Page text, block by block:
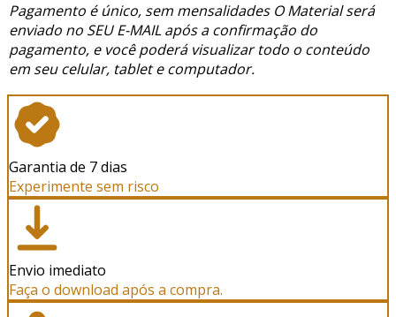
Pagamento é único, sem mensalidades O Material será
enviado no SEU E-MAIL após a confirmação do
pagamento, e você poderá visualizar todo o conteúdo
em seu celular, tablet e computador.
Garantia de 7 dias
Experimente sem risco
Envio imediato
Faça o download após a compra.